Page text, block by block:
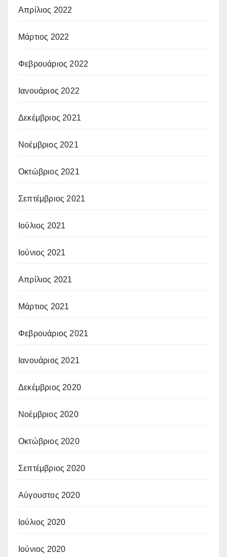
Απρίλιος 2022
Μάρτιος 2022
Φεβρουάριος 2022
Ιανουάριος 2022
Δεκέμβριος 2021
Νοέμβριος 2021
Οκτώβριος 2021
Σεπτέμβριος 2021
Ιούλιος 2021
Ιούνιος 2021
Απρίλιος 2021
Μάρτιος 2021
Φεβρουάριος 2021
Ιανουάριος 2021
Δεκέμβριος 2020
Νοέμβριος 2020
Οκτώβριος 2020
Σεπτέμβριος 2020
Αύγουστος 2020
Ιούλιος 2020
Ιούνιος 2020